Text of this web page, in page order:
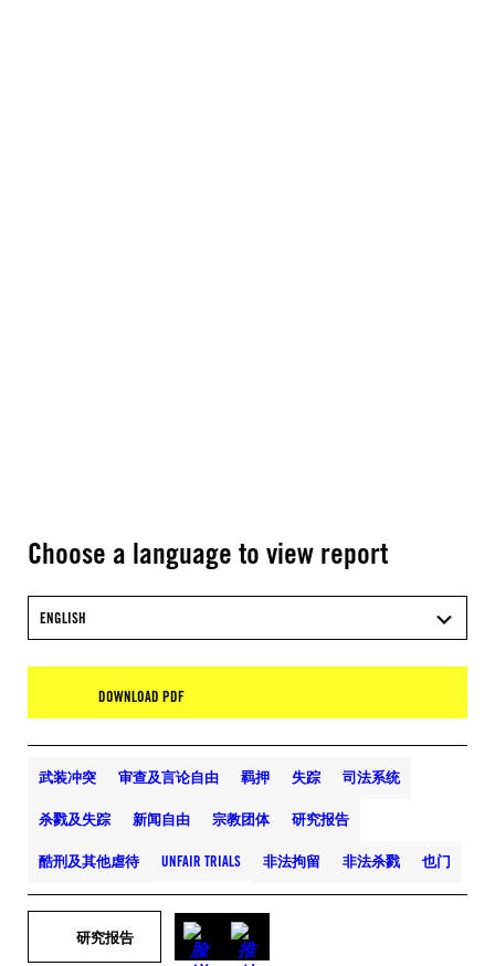
Choose a language to view report
ENGLISH
DOWNLOAD PDF
武装冲突 审查及言论自由 羁押 失踪 司法系统
杀戮及失踪 新闻自由 宗教团体 研究报告
酷刑及其他虐待 UNFAIR TRIALS 非法拘留 非法杀戮 也门
研究报告